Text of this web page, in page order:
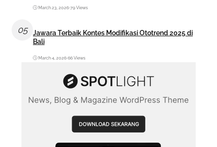
March 23, 2026•79 Views
05
Jawara Terbaik Kontes Modifikasi Ototrend 2025 di
Bali
March 4, 2026•66 Views